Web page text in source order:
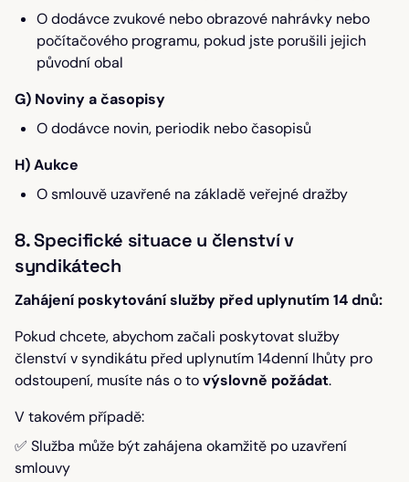
O dodávce zvukové nebo obrazové nahrávky nebo
počítačového programu, pokud jste porušili jejich
původní obal
G) Noviny a časopisy
O dodávce novin, periodik nebo časopisů
H) Aukce
O smlouvě uzavřené na základě veřejné dražby
8. Specifické situace u členství v
syndikátech
Zahájení poskytování služby před uplynutím 14 dnů:
Pokud chcete, abychom začali poskytovat služby
členství v syndikátu před uplynutím 14denní lhůty pro
odstoupení, musíte nás o tovýslovně požádat.
V takovém případě:
✅ Služba může být zahájena okamžitě po uzavření
smlouvy